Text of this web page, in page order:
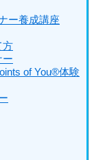
ー養成講座
方
ー
of You®体験